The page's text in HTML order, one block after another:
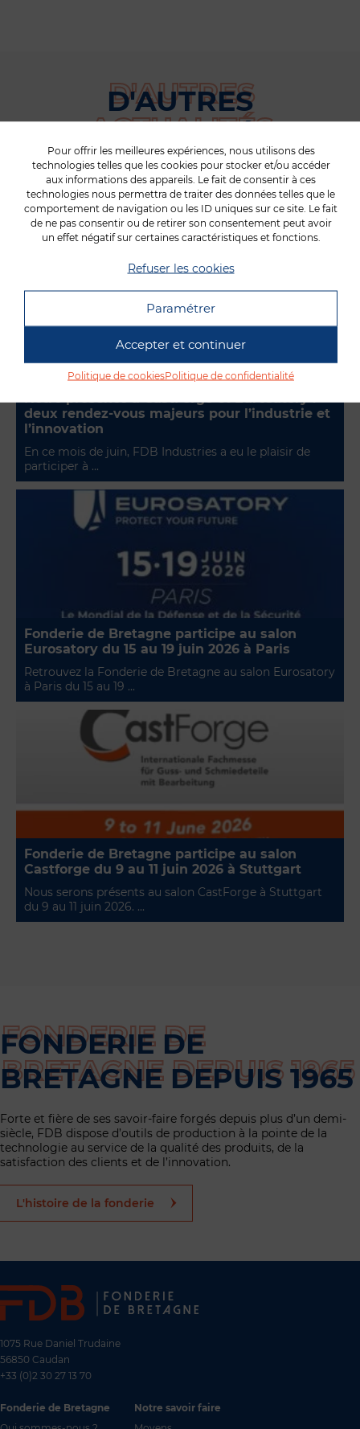
Pour offrir les meilleures expériences, nous utilisons des
technologies telles que les cookies pour stocker et/ou accéder
aux informations des appareils. Le fait de consentir à ces
technologies nous permettra de traiter des données telles que le
comportement de navigation ou les ID uniques sur ce site. Le fait
de ne pas consentir ou de retirer son consentement peut avoir
un effet négatif sur certaines caractéristiques et fonctions.
Accepter et continuer
Refuser les cookies
Paramétrer
Politique de cookiesPolitique de confidentialité
D'AUTRES
POURRAIENT VOUS
INTERÉSSER
Notre présence à CastForge et Eurosatory :
deux rendez-vous majeurs pour l’industrie et
l’innovation
En ce mois de juin, FDB Industries a eu le plaisir de
participer à ...
Fonderie de Bretagne participe au salon
Eurosatory du 15 au 19 juin 2026 à Paris
Retrouvez la Fonderie de Bretagne au salon Eurosatory
à Paris du 15 au 19 ...
Fonderie de Bretagne participe au salon
Castforge du 9 au 11 juin 2026 à Stuttgart
Nous serons présents au salon CastForge à Stuttgart
du 9 au 11 juin 2026. ...
FONDERIE DE
BRETAGNE DEPUIS 1965
Forte et fière de ses savoir-faire forgés depuis plus d’un demi-
siècle, FDB dispose d’outils de production à la pointe de la
technologie au service de la qualité des produits, de la
satisfaction des clients et de l’innovation.
L'histoire de la fonderie
1075 Rue Daniel Trudaine
56850 Caudan
+33 (0)2 30 27 13 70
Fonderie de Bretagne
Notre savoir faire